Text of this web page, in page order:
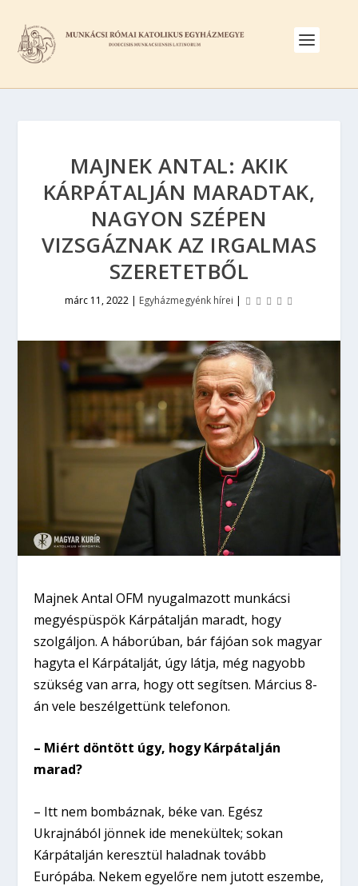
MAJNEK ANTAL: AKIK
KÁRPÁTALJÁN MARADTAK,
NAGYON SZÉPEN
VIZSGÁZNAK AZ IRGALMAS
SZERETETBŐL
márc 11, 2022 | Egyházmegyénk hírei |
Majnek Antal OFM nyugalmazott munkácsi
megyéspüspök Kárpátalján maradt, hogy
szolgáljon. A háborúban, bár fájóan sok magyar
hagyta el Kárpátalját, úgy látja, még nagyobb
szükség van arra, hogy ott segítsen. Március 8-
án vele beszélgettünk telefonon.
– Miért döntött úgy, hogy Kárpátalján
marad?
– Itt nem bombáznak, béke van. Egész
Ukrajnából jönnek ide menekültek; sokan
Kárpátalján keresztül haladnak tovább
Európába. Nekem egyelőre nem jutott eszembe,